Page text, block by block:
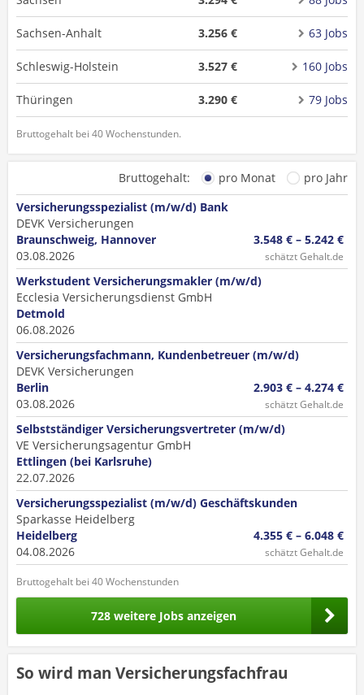
Sachsen-Anhalt 3.256 € 63 Jobs
Schleswig-Holstein 3.527 € 160 Jobs
Thüringen 3.290 € 79 Jobs
Bruttogehalt bei 40 Wochenstunden.
Bruttogehalt: pro Monat
pro Jahr
Versicherungsspezialist (m/w/d) Bank
DEVK Versicherungen
Braunschweig, Hannover
03.08.2026
3.548 € – 5.242 €
schätzt Gehalt.de
Werkstudent Versicherungsmakler (m/w/d)
Ecclesia Versicherungsdienst GmbH
Detmold
06.08.2026
Versicherungsfachmann, Kundenbetreuer (m/w/d)
DEVK Versicherungen
Berlin
03.08.2026
2.903 € – 4.274 €
schätzt Gehalt.de
Selbstständiger Versicherungsvertreter (m/w/d)
VE Versicherungsagentur GmbH
Ettlingen (bei Karlsruhe)
22.07.2026
Versicherungsspezialist (m/w/d) Geschäftskunden
Sparkasse Heidelberg
Heidelberg
04.08.2026
4.355 € – 6.048 €
schätzt Gehalt.de
Bruttogehalt bei 40 Wochenstunden
728 weitere Jobs anzeigen
So wird man Versicherungsfachfrau